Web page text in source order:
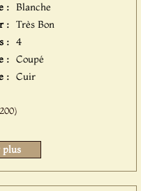
: Blanche
: Très Bon
: 4
: Coupé
: Cuir
plus